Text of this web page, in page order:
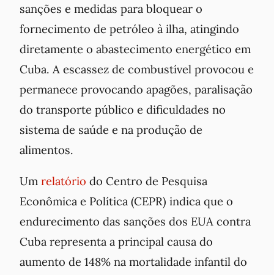
sanções e medidas para bloquear o
fornecimento de petróleo à ilha, atingindo
diretamente o abastecimento energético em
Cuba. A escassez de combustível provocou e
permanece provocando apagões, paralisação
do transporte público e dificuldades no
sistema de saúde e na produção de
alimentos.
Um relatório do Centro de Pesquisa
Econômica e Política (CEPR) indica que o
endurecimento das sanções dos EUA contra
Cuba representa a principal causa do
aumento de 148% na mortalidade infantil do